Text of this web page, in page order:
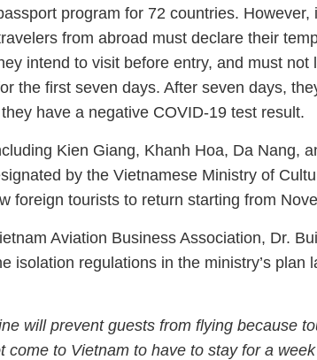
program for 72 countries. However,
from abroad must declare their
intend to visit before entry, and must not
the first seven days. After seven days,
have a negative COVID-19 test result.
Kien Giang, Khanh Hoa, Da Nang,
by the Vietnamese Ministry of
foreign tourists to return starting from
Aviation Business Association, Dr.
isolation regulations in the ministry’s plan
will prevent guests from flying because
come to Vietnam to have to stay for a